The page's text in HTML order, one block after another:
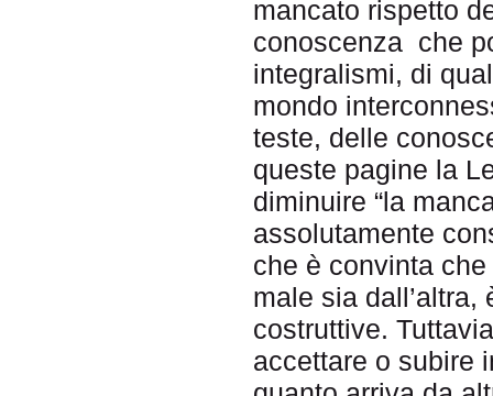
mancato rispetto
conoscenza che
integralismi, di
mondo
teste, delle
queste pagine la
diminuire “la
assolutamente
che è convinta
male sia
costruttive.
accettare o subire